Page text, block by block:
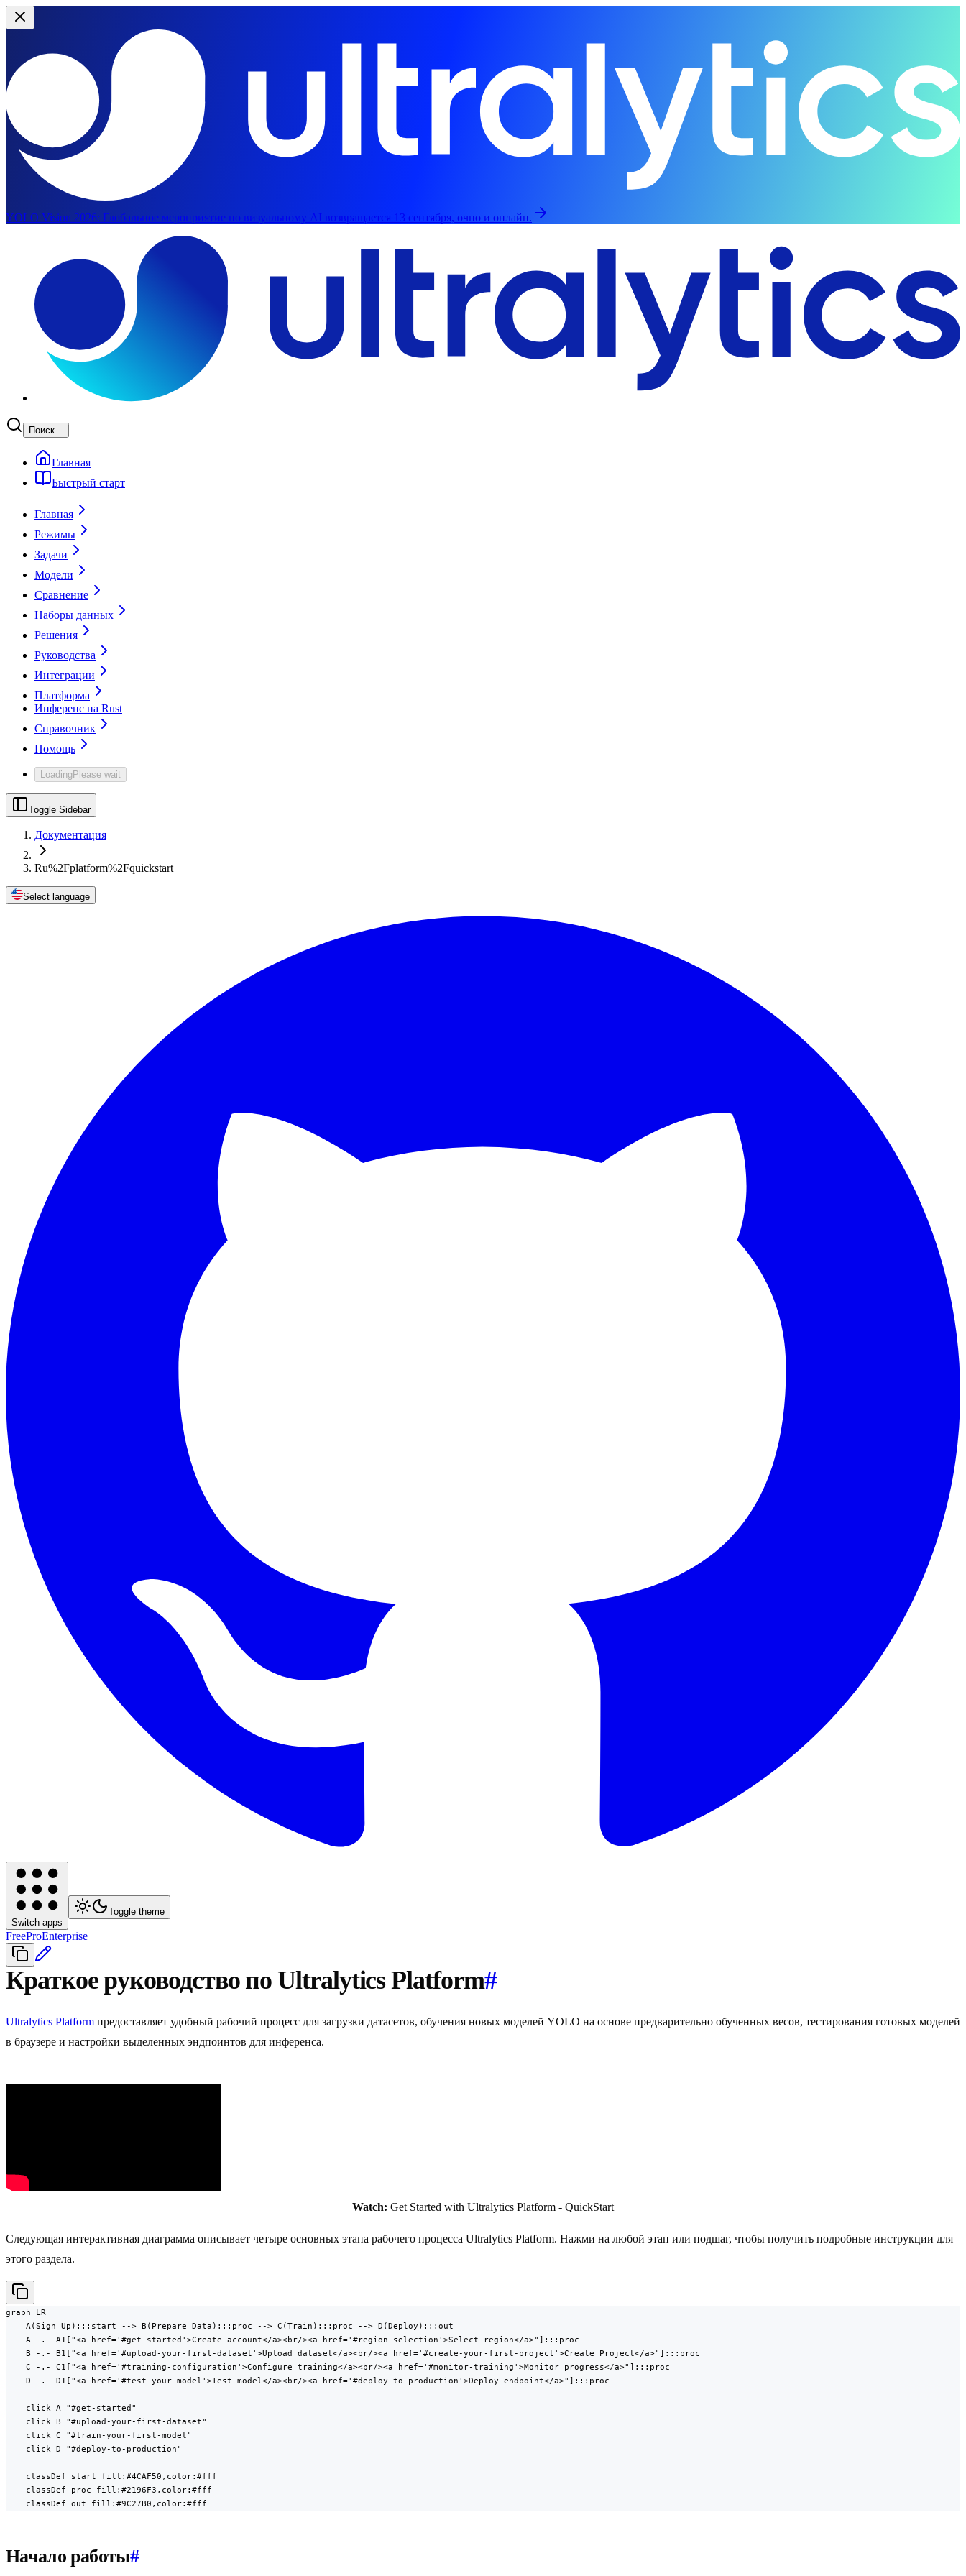
YOLO Vision 2026: Глобальное мероприятие по визуальному AI возвращается 13 сентября, очно и онлайн.
Поиск...
Главная
Быстрый старт
Главная
Режимы
Задачи
Модели
Сравнение
Наборы данных
Решения
Руководства
Интеграции
Платформа
Инференс на Rust
Справочник
Помощь
LoadingPlease wait
Toggle Sidebar
Документация
Ru%2Fplatform%2Fquickstart
Select language
Switch apps
Toggle theme
FreeProEnterprise
Краткое руководство по Ultralytics Platform#
Ultralytics Platform предоставляет удобный рабочий процесс для загрузки датасетов, обучения новых моделей YOLO на основе предварительно обученных весов, тестирования готовых моделей
в браузере и настройки выделенных эндпоинтов для инференса.
Watch: Get Started with Ultralytics Platform - QuickStart
Следующая интерактивная диаграмма описывает четыре основных этапа рабочего процесса Ultralytics Platform. Нажми на любой этап или подшаг, чтобы получить подробные инструкции для
этого раздела.
graph LR
    A(Sign Up):::start --> B(Prepare Data):::proc --> C(Train):::proc --> D(Deploy):::out
    A -.- A1["<a href='#get-started'>Create account</a><br/><a href='#region-selection'>Select region</a>"]:::proc
    B -.- B1["<a href='#upload-your-first-dataset'>Upload dataset</a><br/><a href='#create-your-first-project'>Create Project</a>"]:::proc
    C -.- C1["<a href='#training-configuration'>Configure training</a><br/><a href='#monitor-training'>Monitor progress</a>"]:::proc
    D -.- D1["<a href='#test-your-model'>Test model</a><br/><a href='#deploy-to-production'>Deploy endpoint</a>"]:::proc
    click A "#get-started"
    click B "#upload-your-first-dataset"
    click C "#train-your-first-model"
    click D "#deploy-to-production"
    classDef start fill:#4CAF50,color:#fff
    classDef proc fill:#2196F3,color:#fff
    classDef out fill:#9C27B0,color:#fff
Начало работы#